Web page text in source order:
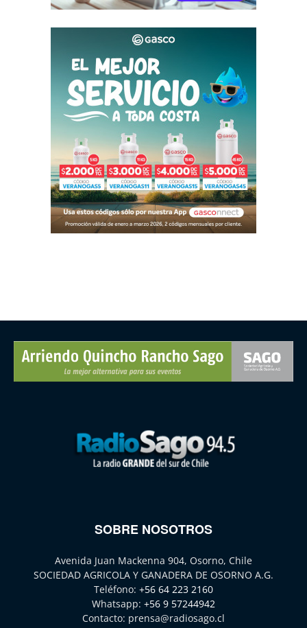
SOBRE NOSOTROS
Avenida Juan Mackenna 904, Osorno, Chile
SOCIEDAD AGRICOLA Y GANADERA DE OSORNO A.G.
Teléfono: +56 64 223 2160
Whatsapp: +56 9 57244942
Contacto: prensa@radiosago.cl